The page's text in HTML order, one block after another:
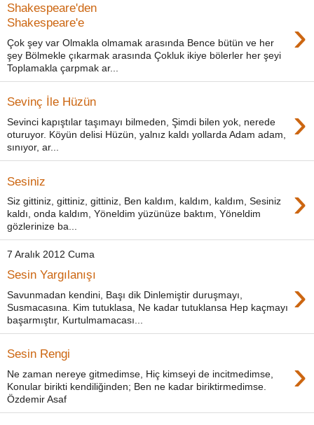
Shakespeare'den
Shakespeare'e
›
Çok şey var Olmakla olmamak arasında Bence bütün ve her
şey Bölmekle çıkarmak arasında Çokluk ikiye bölerler her şeyi
Toplamakla çarpmak ar...
Sevinç İle Hüzün ›
Sevinci kapıştılar taşımayı bilmeden, Şimdi bilen yok, nerede
oturuyor. Köyün delisi Hüzün, yalnız kaldı yollarda Adam adam,
sınıyor, ar...
Sesiniz ›
Siz gittiniz, gittiniz, gittiniz, Ben kaldım, kaldım, kaldım, Sesiniz
kaldı, onda kaldım, Yöneldim yüzünüze baktım, Yöneldim
gözlerinize ba...
7 Aralık 2012 Cuma
Sesin Yargılanışı ›
Savunmadan kendini, Başı dik Dinlemiştir duruşmayı,
Susmacasına. Kim tutuklasa, Ne kadar tutuklansa Hep kaçmayı
başarmıştır, Kurtulmamacası...
Sesin Rengi ›
Ne zaman nereye gitmedimse, Hiç kimseyi de incitmedimse,
Konular birikti kendiliğinden; Ben ne kadar biriktirmedimse.
Özdemir Asaf